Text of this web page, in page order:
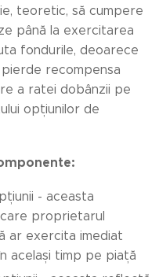
teoretic, să cumpere
până la exercitarea
fondurile, deoarece
recompensa
a ratei dobânzii pe
opțiunilor de
- aceasta
proprietarul
ar exercita imediat
același timp pe piață